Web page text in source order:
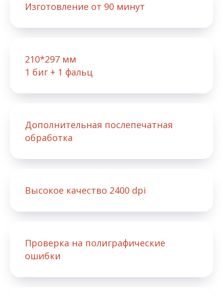
Изготовление от 90 минут
210*297 мм
1 биг + 1 фальц
Дополнительная послепечатная
обработка
Высокое качество 2400 dpi
Проверка на полиграфические
ошибки